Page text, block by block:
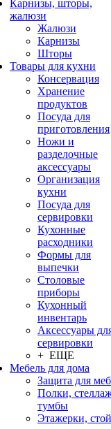
Карнизы, шторы,
жалюзи
Жалюзи
Карнизы
Шторы
Товары для кухни
Консервация
Хранение
продуктов
Посуда для
приготовления
Ножи и
разделочные
аксессуары
Организация
кухни
Посуда для
сервировки
Кухонные
расходники
Формы для
выпечки
Столовые
приборы
Кухонный
инвентарь
Аксессуары
сервировки
+ ЕЩЕ
Мебель для дома
Защита для
Полки,
тумбы
Этажерки,